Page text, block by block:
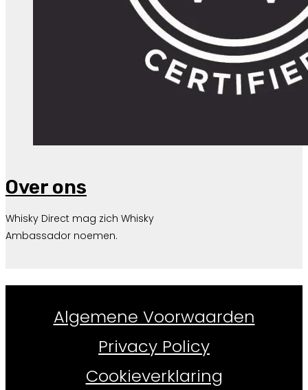
Over ons
Whisky Direct mag zich Whisky
Ambassador noemen.
Algemene Voorwaarden
Privacy Policy
Cookieverklaring